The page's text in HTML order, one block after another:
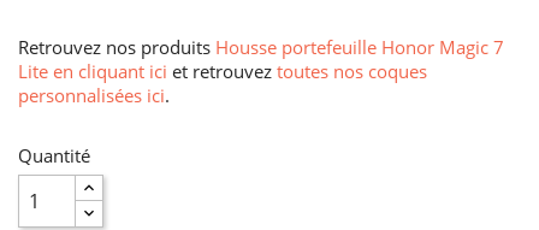
Retrouvez nos produits Housse portefeuille Honor Magic 7
Lite en cliquant ici et retrouvez toutes nos coques
personnalisées ici.
Quantité